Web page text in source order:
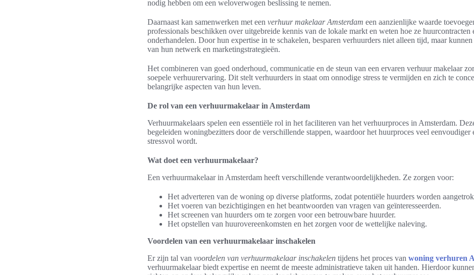
nodig hebben om een weloverwogen beslissing te nemen.
Daarnaast kan samenwerken met een verhuur makelaar Amsterdam een aanzienlijke waarde
professionals beschikken over uitgebreide kennis van de lokale markt en weten hoe ze huurcontracten
onderhandelen. Door hun expertise in te schakelen, besparen verhuurders niet alleen tijd, maar
van hun netwerk en marketingstrategieën.
Het combineren van goed onderhoud, communicatie en de steun van een ervaren verhuur makelaar
soepele verhuurervaring. Dit stelt verhuurders in staat om onnodige stress te vermijden en zich te
belangrijke aspecten van hun leven.
De rol van een verhuurmakelaar in Amsterdam
Verhuurmakelaars spelen een essentiële rol in het faciliteren van het verhuurproces in Amsterdam.
begeleiden woningbezitters door de verschillende stappen, waardoor het huurproces veel eenvoudiger
stressvol wordt.
Wat doet een verhuurmakelaar?
Een verhuurmakelaar in Amsterdam heeft verschillende verantwoordelijkheden. Ze zorgen voor:
Het adverteren van de woning op diverse platforms, zodat potentiële huurders worden
Het voeren van bezichtigingen en het beantwoorden van vragen van geïnteresseerden.
Het screenen van huurders om te zorgen voor een betrouwbare huurder.
Het opstellen van huurovereenkomsten en het zorgen voor de wettelijke naleving.
Voordelen van een verhuurmakelaar inschakelen
Er zijn tal van voordelen van verhuurmakelaar inschakelen tijdens het proces van woning verhuren
verhuurmakelaar biedt expertise en neemt de meeste administratieve taken uit handen. Hierdoor